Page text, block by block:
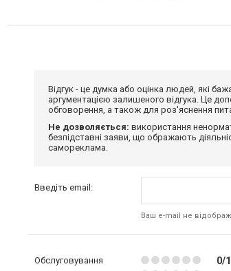
Відгук - це думка або оцінка людей, які
аргументацією залишеного відгука. Це
обговорення, а також для роз'яснення
Не дозволяється: використання
безпідставні заяви, що ображають
самореклама.
Введіть email:
Ваш e-mail не
Обслуговування 0/